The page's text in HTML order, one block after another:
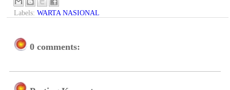
Labels: WARTA NASIONAL
0 comments: